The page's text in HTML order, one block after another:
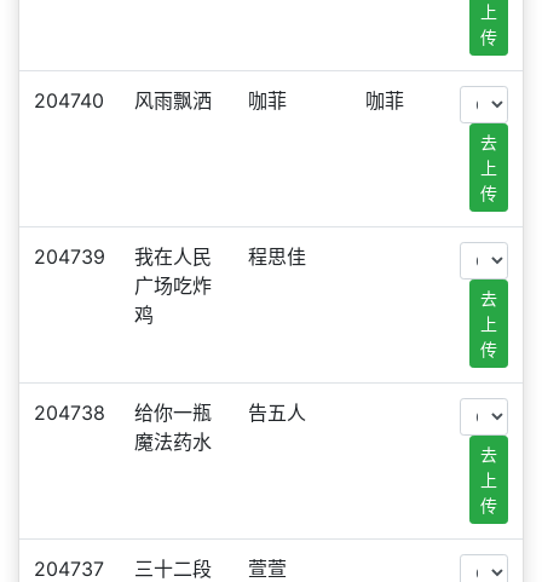
上
传
204740 风雨飘洒 咖菲 咖菲
去
上
传
204739
我在人民
广场吃炸
鸡
程思佳
去
上
传
204738
给你一瓶
魔法药水
告五人
去
上
传
204737
三十二段
萱萱